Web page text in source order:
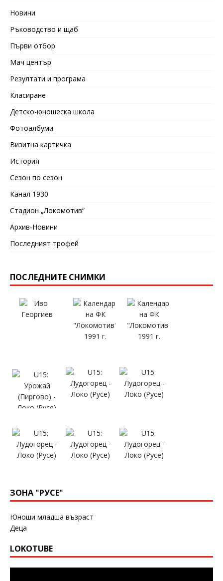
Новини
Ръководство и щаб
Първи отбор
Мач център
Резултати и програма
Класиране
Детско-юношеска школа
Фотоалбуми
Визитна картичка
История
Сезон по сезон
Канал 1930
Стадион „Локомотив“
Архив-Новини
Последният трофей
ПОСЛЕДНИТЕ СНИМКИ
ЗОНА "РУСЕ"
Юноши младша възраст
Деца
LOKOTUBE